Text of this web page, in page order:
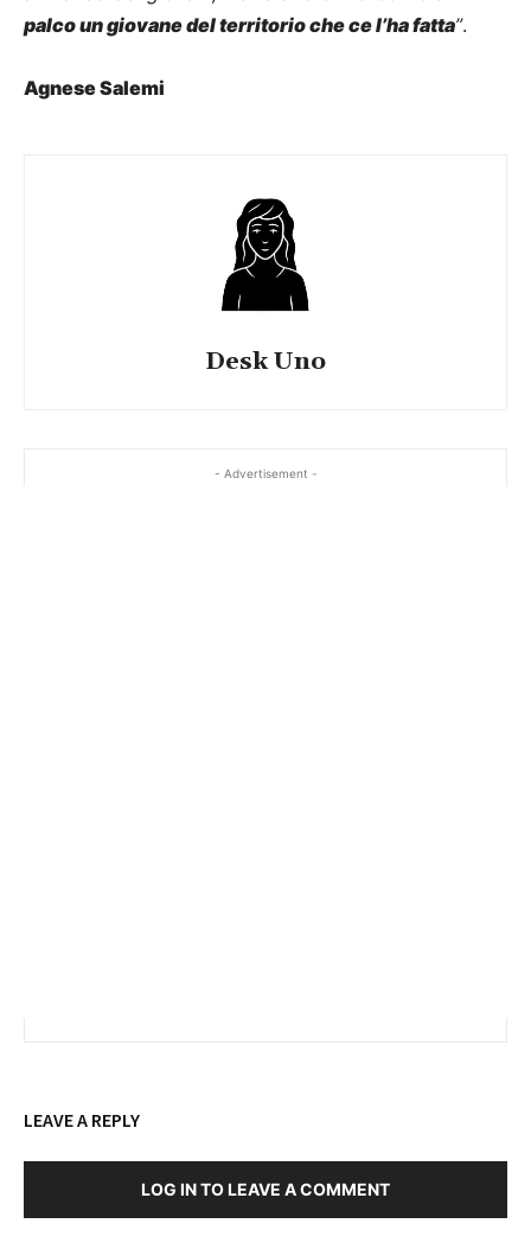
palco un giovane del territorio che ce l’ha fatta”.
Agnese Salemi
Desk Uno
- Advertisement -
LEAVE A REPLY
LOG IN TO LEAVE A COMMENT